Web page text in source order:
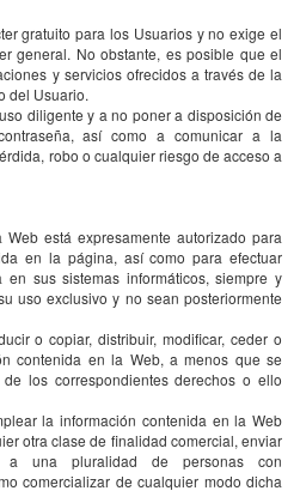
gratuito para los Usuarios y no exige el
general. No obstante, es posible que el
y servicios ofrecidos a través de la
del Usuario.
diligente y a no poner a disposición de
así como a comunicar a la
robo o cualquier riesgo de acceso a
está expresamente autorizado para
en la página, así como para efectuar
sus sistemas informáticos, siempre y
uso exclusivo y no sean posteriormente
o copiar, distribuir, modificar, ceder o
contenida en la Web, a menos que se
los correspondientes derechos o ello
la información contenida en la Web
otra clase de finalidad comercial, enviar
a una pluralidad de personas con
comercializar de cualquier modo dicha